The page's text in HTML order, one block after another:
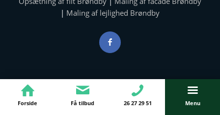
| Maling af lejlighed Brøndby
Forside Få tilbud 26 27 29 51 Menu
© Copyright - D.B. Maleren